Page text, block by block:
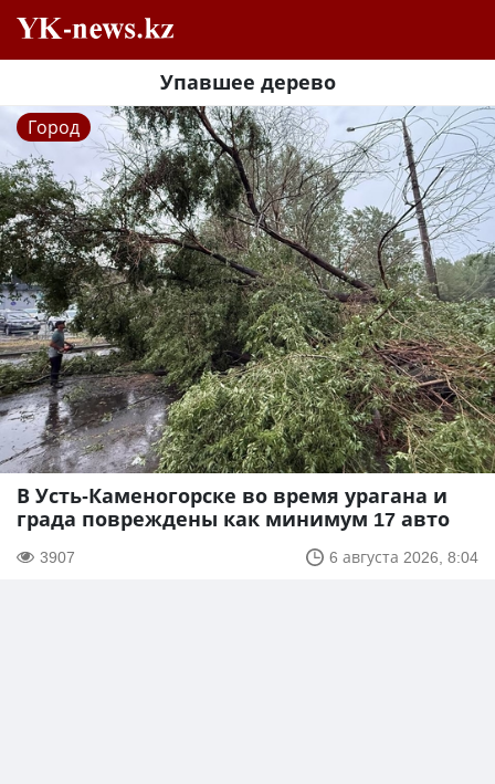
Упавшее дерево
Город
В Усть-Каменогорске во время урагана и
града повреждены как минимум 17 авто
3907 6 августа 2026, 8:04